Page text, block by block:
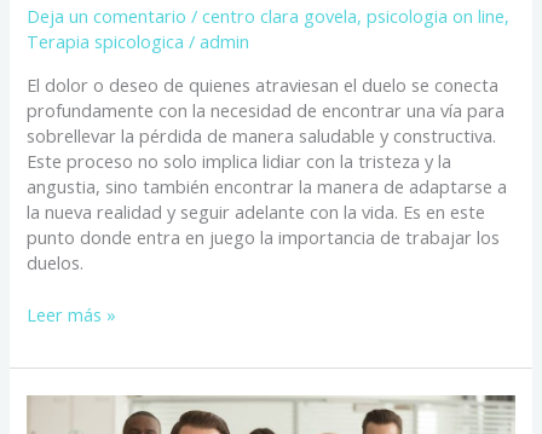
Deja un comentario /centro clara govela,psicologia on line,
Terapia spicologica /admin
El dolor o deseo de quienes atraviesan el duelo se conecta
profundamente con la necesidad de encontrar una vía para
sobrellevar la pérdida de manera saludable y constructiva.
Este proceso no solo implica lidiar con la tristeza y la
angustia, sino también encontrar la manera de adaptarse a
la nueva realidad y seguir adelante con la vida. Es en este
punto donde entra en juego la importancia de trabajar los
duelos.
Leer más »